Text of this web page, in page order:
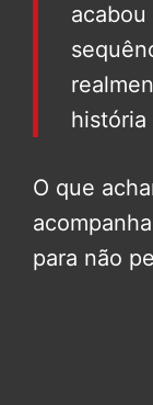
acabou
história
O que
para não